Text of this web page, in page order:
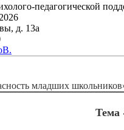
педагогической
д. 13а
младших
Тема